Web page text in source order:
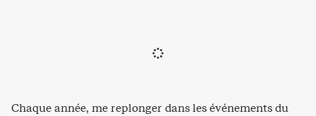
Chaque année, me replonger dans les événements du